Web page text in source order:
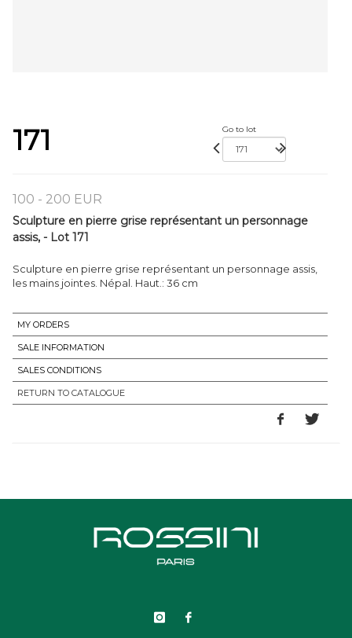
171 Go to lot
100 - 200 EUR
Sculpture en pierre grise représentant un personnage
assis, - Lot 171
Sculpture en pierre grise représentant un personnage assis,
les mains jointes. Népal. Haut.: 36 cm
MY ORDERS
SALE INFORMATION
SALES CONDITIONS
RETURN TO CATALOGUE